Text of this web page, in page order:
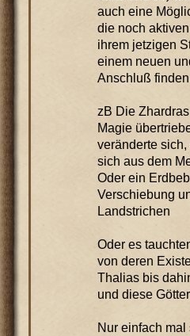
auch eine
die noch
ihrem jetzigen
einem neuen
Anschluß
zB Die
Magie
veränderte
sich aus dem
Oder ein
Verschiebung
Landstrichen
Oder es
von deren
Thalias bis
und diese
Nur einfach